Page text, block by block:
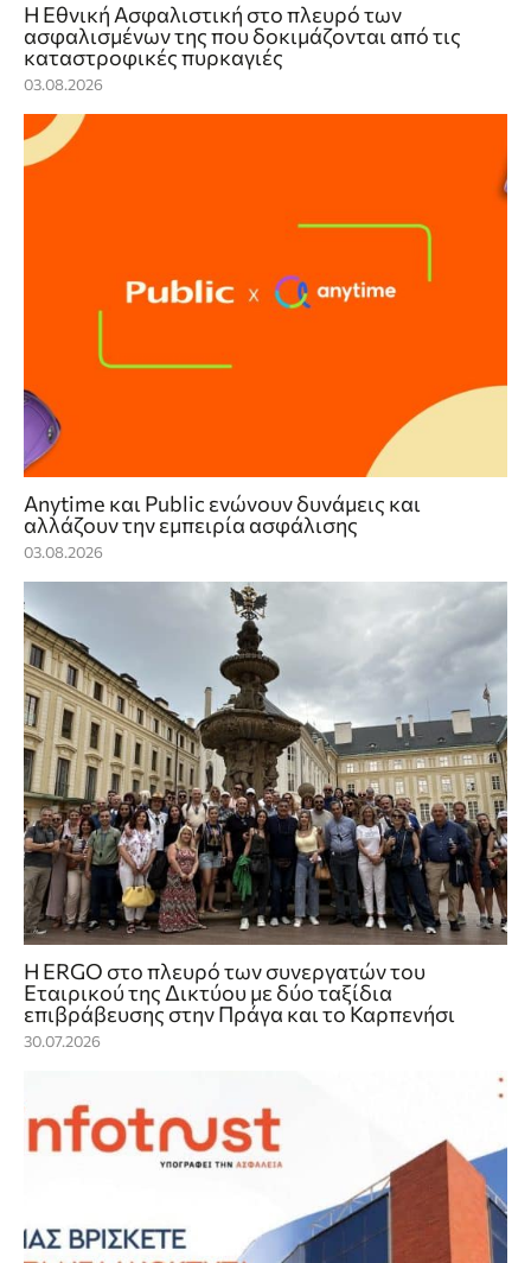
Η Εθνική Ασφαλιστική στο πλευρό των
ασφαλισμένων της που δοκιμάζονται από τις
καταστροφικές πυρκαγιές
03.08.2026
Anytime και Public ενώνουν δυνάμεις και
αλλάζουν την εμπειρία ασφάλισης
03.08.2026
Η ERGO στο πλευρό των συνεργατών του
Εταιρικού της Δικτύου με δύο ταξίδια
επιβράβευσης στην Πράγα και το Καρπενήσι
30.07.2026